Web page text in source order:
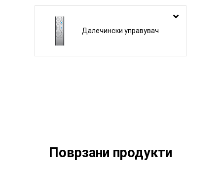
Далечински управувач
Поврзани продукти